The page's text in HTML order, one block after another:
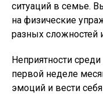
ситуаций в семье.
на физические
разных сложностей
Неприятности
первой неделе
эмоций и вести